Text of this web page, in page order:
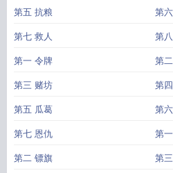
第五 抗粮 第
第七 救人 第
第一 令牌 第
第三 赌坊 第
第五 瓜葛 第
第七 恩仇 第
第二 镖旗 第